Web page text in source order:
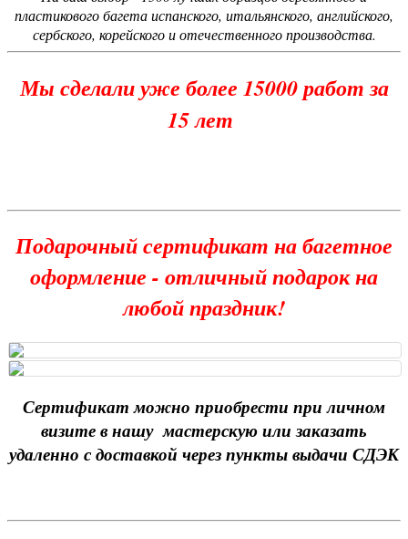
пластикового багета испанского, итальянского, английского,
сербского, корейского и отечественного производства.
Мы сделали уже более 15000 работ за
15 лет
Подарочный сертификат на багетное
оформление - отличный подарок на
любой праздник!
Сертификат можно приобрести при личном
визите в нашу мастерскую или заказать
удаленно с доставкой через пункты выдачи СДЭК